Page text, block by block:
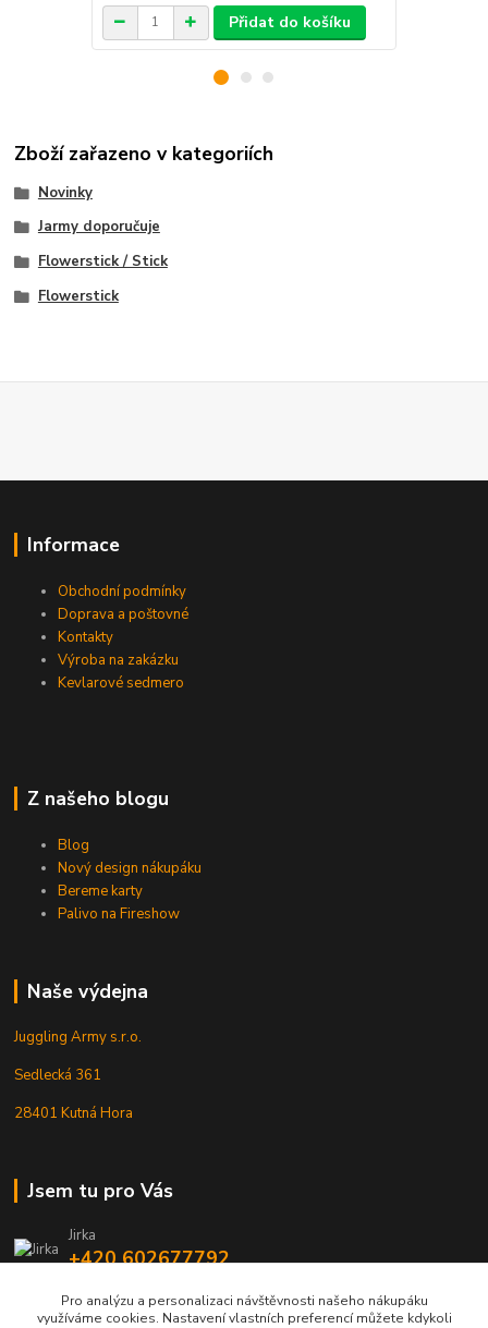
Přidat do košíku
Zboží zařazeno v kategoriích
Novinky
Jarmy doporučuje
Flowerstick / Stick
Flowerstick
Informace
Obchodní podmínky
Doprava a poštovné
Kontakty
Výroba na zakázku
Kevlarové sedmero
Z našeho blogu
Blog
Nový design nákupáku
Bereme karty
Palivo na Fireshow
Naše výdejna
Juggling Army s.r.o.
Sedlecká 361
28401 Kutná Hora
Jsem tu pro Vás
Jirka
+420 602677792
info@jarmy.cz
Pro analýzu a personalizaci návštěvnosti našeho nákupáku
využíváme cookies. Nastavení vlastních preferencí můžete kdykoli